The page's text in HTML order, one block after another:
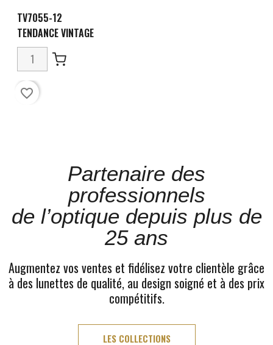
TV7055-12
TENDANCE VINTAGE
favorite_border
Partenaire des
professionnels
de l’optique depuis plus de
25 ans
Augmentez vos ventes et fidélisez votre clientèle grâce
à des lunettes de qualité, au design soigné et à des prix
compétitifs.
LES COLLECTIONS